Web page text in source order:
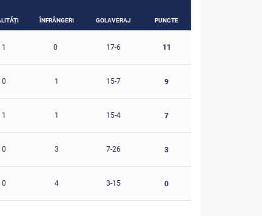
ÎNFRÂNGERI GOLAVERAJ PUNCTE
1 0 17-6 11
0 1 15-7 9
1 1 15-4 7
0 3 7-26 3
0 4 3-15 0